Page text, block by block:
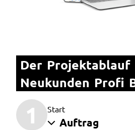
Der Projektablauf
Neukunden Profi
1 Start
Auftrag